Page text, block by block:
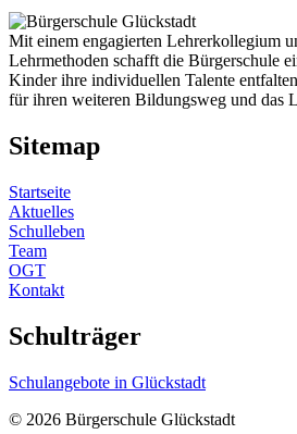
Mit einem engagierten Lehrerkollegium
Lehrmethoden schafft die Bürgerschule
Kinder ihre individuellen Talente
für ihren weiteren Bildungsweg und das
Sitemap
Startseite
Aktuelles
Schulleben
Team
OGT
Kontakt
Schulträger
Schulangebote in Glückstadt
© 2026 Bürgerschule Glückstadt